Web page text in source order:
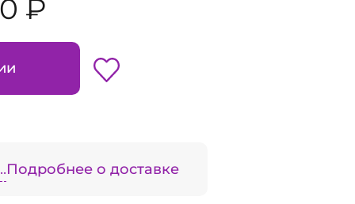
₽
Подробнее о доставке